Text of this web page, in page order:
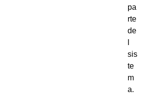
pa
rte
de
sis
te
m
a.